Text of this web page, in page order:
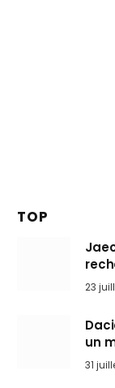
TOP
23
un
31